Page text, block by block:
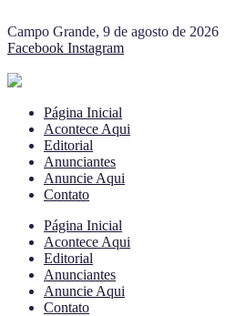
Campo Grande, 9 de agosto de 2026
Facebook Instagram
Página Inicial
Acontece Aqui
Editorial
Anunciantes
Anuncie Aqui
Contato
Página Inicial
Acontece Aqui
Editorial
Anunciantes
Anuncie Aqui
Contato